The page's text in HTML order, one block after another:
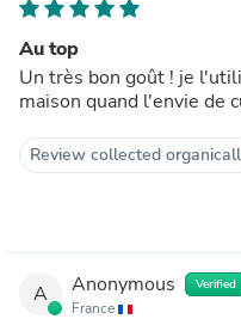
Au top
Un très bon goût ! je
maison quand l'envie de
Review collected
A Anonymous Verified
France